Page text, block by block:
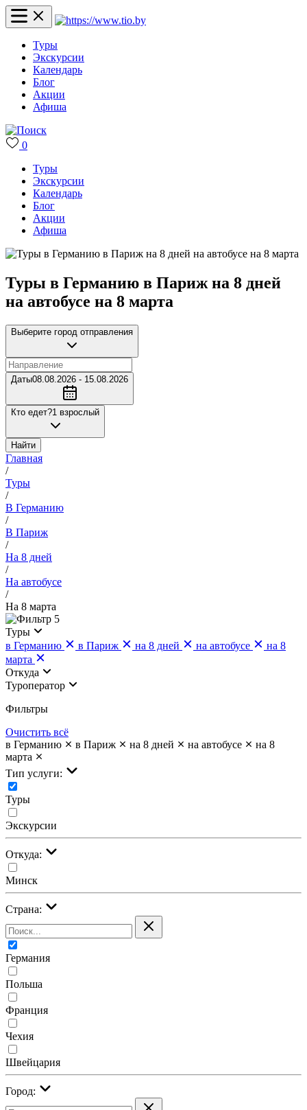
Туры
Экскурсии
Календарь
Блог
Акции
Афиша
0
Туры
Экскурсии
Календарь
Блог
Акции
Афиша
Туры в Германию в Париж на 8 дней
на автобусе на 8 марта
Выберите город отправления
Даты08.08.2026 - 15.08.2026
Кто едет?1 взрослый
Найти
Главная
/
Туры
/
В Германию
/
В Париж
/
На 8 дней
/
На автобусе
/
На 8 марта
5
Туры
в Германию
в Париж на 8 дней на автобусе
на 8
марта
Откуда
Туроператор
Фильтры
Очистить всё
в Германию
в Париж на 8 дней на автобусе
на 8
марта
Тип услуги:
Туры
Экскурсии
Откуда:
Минск
Страна:
Германия
Польша
Франция
Чехия
Швейцария
Город: